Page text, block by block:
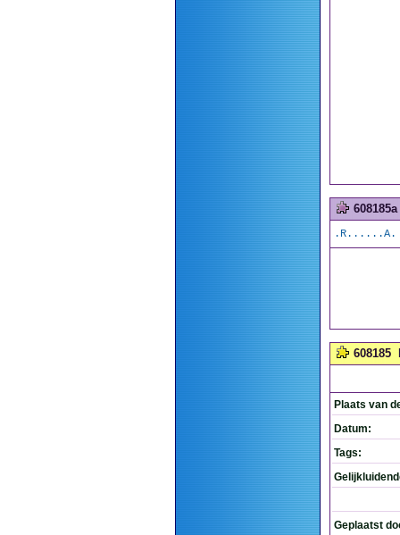
608185a
.R......A.
608185
Plaats van
Datum:
Tags:
Geplaatst